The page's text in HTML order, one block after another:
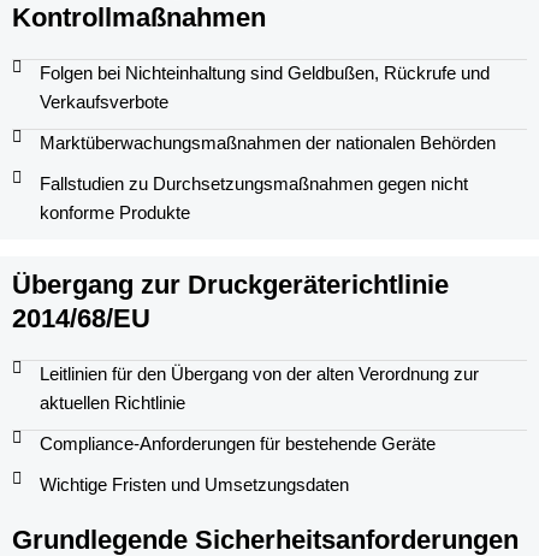
Kontrollmaßnahmen
Folgen bei Nichteinhaltung sind Geldbußen, Rückrufe und
Verkaufsverbote
Marktüberwachungsmaßnahmen der nationalen Behörden
Fallstudien zu Durchsetzungsmaßnahmen gegen nicht
konforme Produkte
Übergang zur Druckgeräterichtlinie
2014/68/EU
Leitlinien für den Übergang von der alten Verordnung zur
aktuellen Richtlinie
Compliance-Anforderungen für bestehende Geräte
Wichtige Fristen und Umsetzungsdaten
Grundlegende Sicherheitsanforderungen